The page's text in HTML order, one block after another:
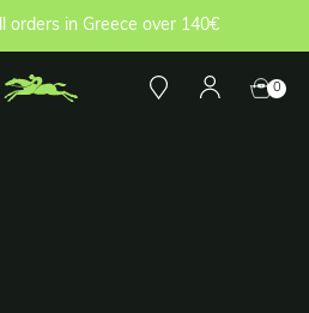
orders in Greece over 140€
0